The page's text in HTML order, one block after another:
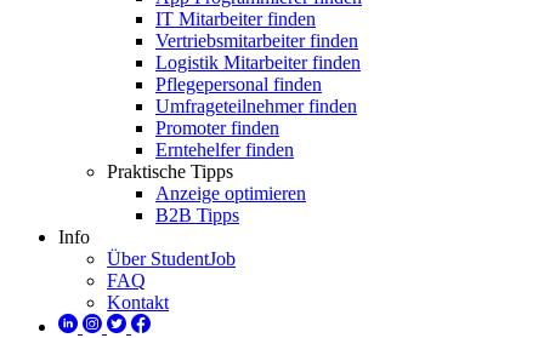
IT Mitarbeiter finden
Vertriebsmitarbeiter finden
Logistik Mitarbeiter finden
Pflegepersonal finden
Umfrageteilnehmer finden
Promoter finden
Erntehelfer finden
Praktische Tipps
Anzeige optimieren
B2B Tipps
Info
Über StudentJob
FAQ
Kontakt